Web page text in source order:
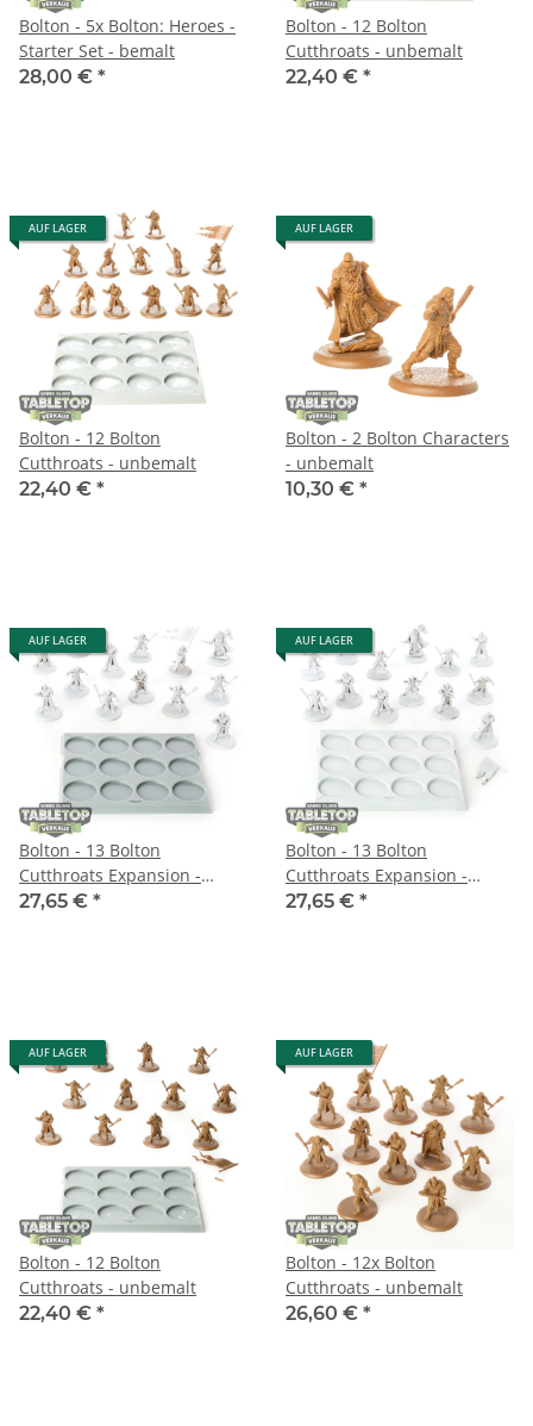
Bolton - 5x Bolton: Heroes -
Starter Set - bemalt
28,00 € *
Bolton - 12 Bolton
Cutthroats - unbemalt
22,40 € *
AUF LAGER
Bolton - 12 Bolton
Cutthroats - unbemalt
22,40 € *
AUF LAGER
Bolton - 2 Bolton Characters
- unbemalt
10,30 € *
AUF LAGER
Bolton - 13 Bolton
Cutthroats Expansion -
grundiert
27,65 € *
AUF LAGER
Bolton - 13 Bolton
Cutthroats Expansion -
grundiert
27,65 € *
AUF LAGER
Bolton - 12 Bolton
Cutthroats - unbemalt
22,40 € *
AUF LAGER
Bolton - 12x Bolton
Cutthroats - unbemalt
26,60 € *